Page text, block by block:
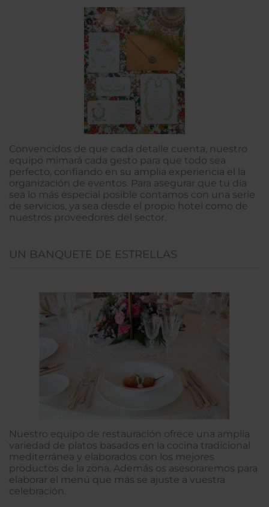
Convencidos de que cada detalle cuenta, nuestro
equipo mimará cada gesto para que todo sea
perfecto, confiando en su amplia experiencia el la
organización de eventos. Para asegurar que tu día
sea lo más especial posible contamos con una serie
de servicios, ya sea desde el propio hotel como de
nuestros proveedores del sector.
UN BANQUETE DE ESTRELLAS
Nuestro equipo de restauración ofrece una amplia
variedad de platos basados en la cocina tradicional
mediterránea y elaborados con los mejores
productos de la zona. Además os asesoraremos para
elaborar el menú que más se ajuste a vuestra
celebración.